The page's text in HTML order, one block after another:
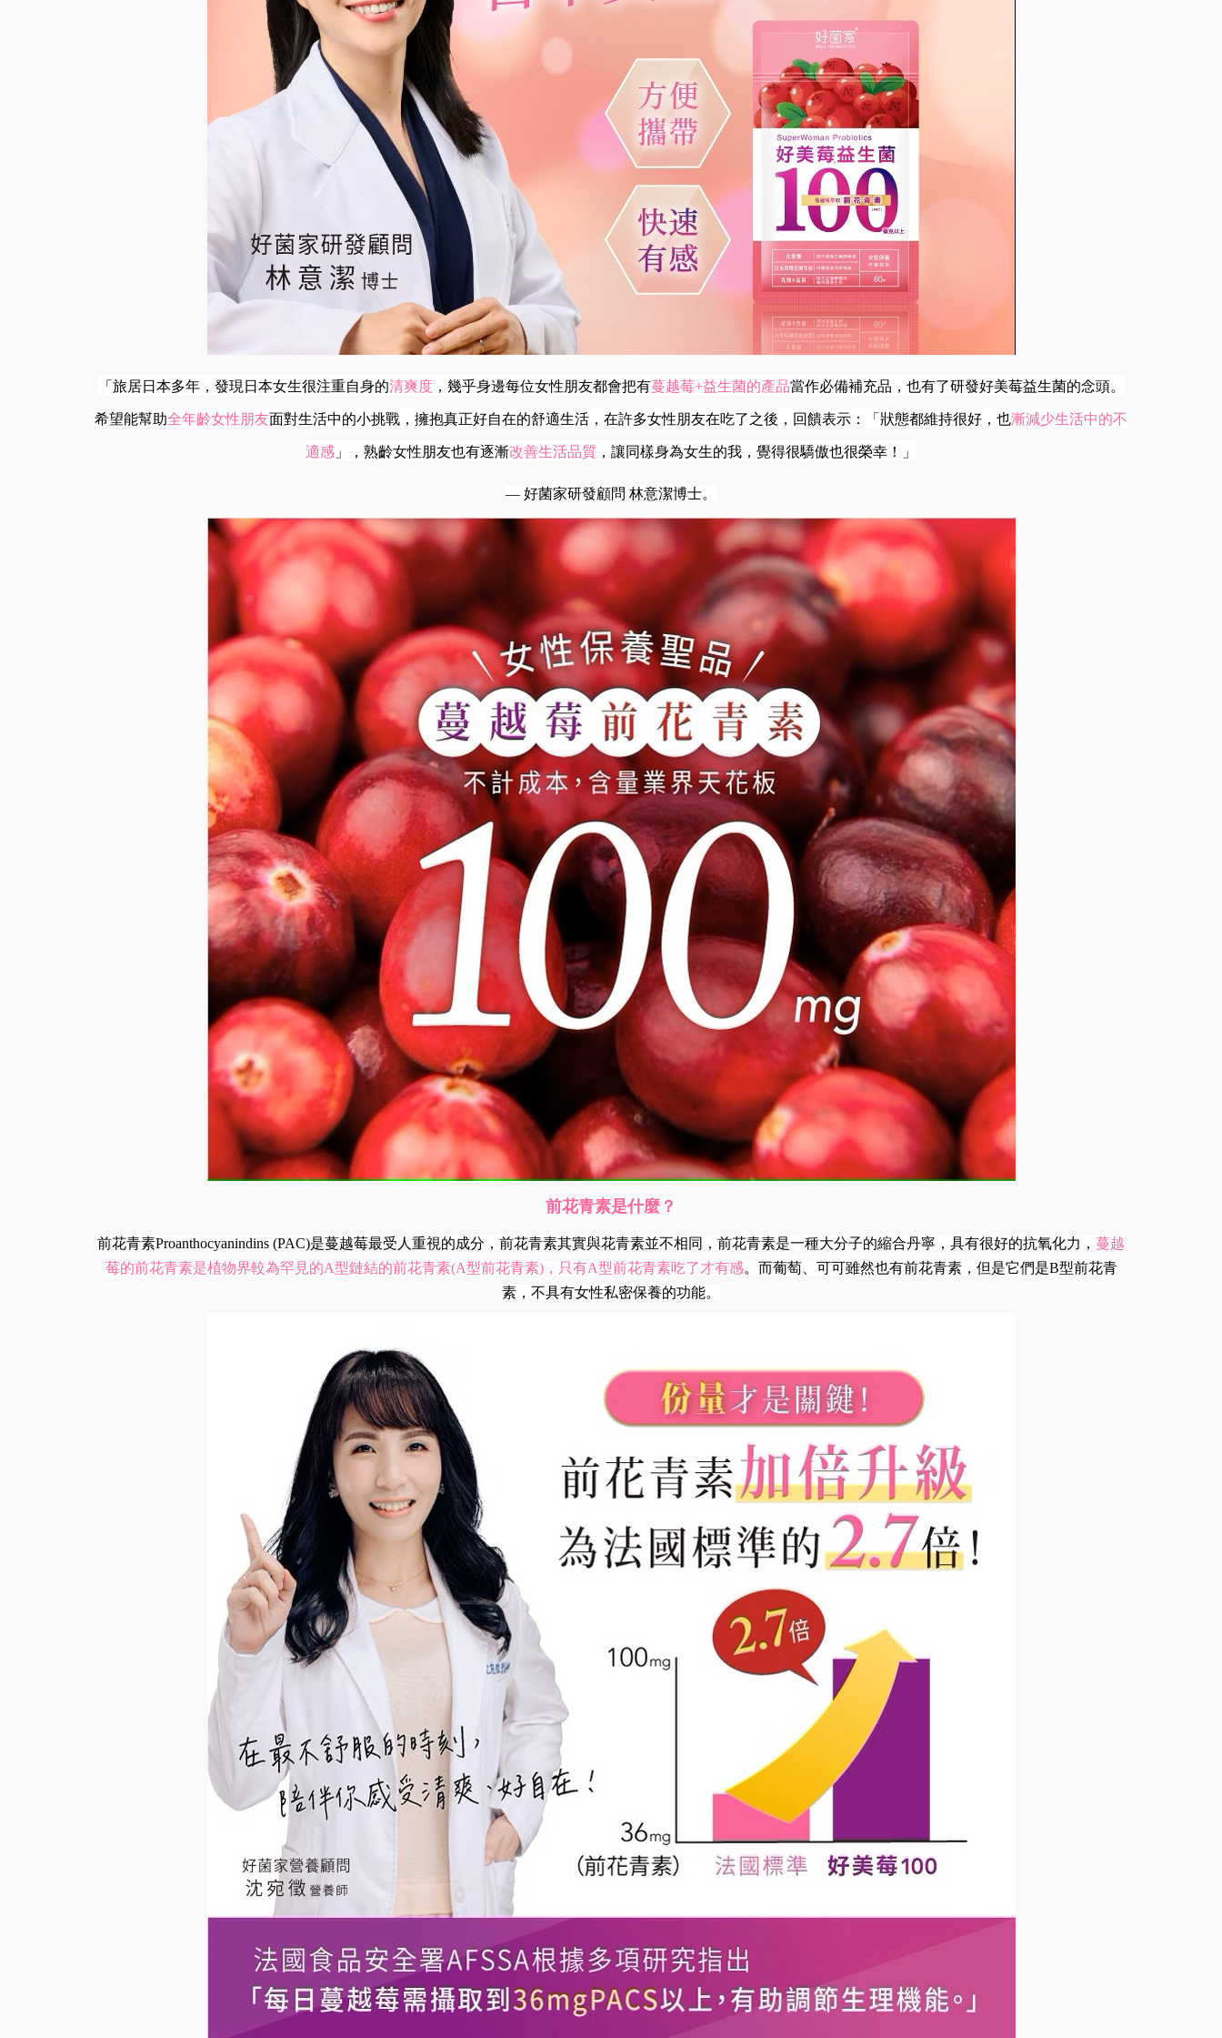
「旅居日本多年，發現日本女生很注重自身的清爽度，幾乎身邊每位女性朋友都會把有蔓越莓+益生菌的產品當作必備補充品，也有了研發好美莓益生菌的念頭。
希望能幫助全年齡女性朋友面對生活中的小挑戰，擁抱真正好自在的舒適生活，在許多女性朋友在吃了之後，回饋表示：「狀態都維持很好，也漸減少生活中的不
適感 」，熟齡女性朋友也有逐漸改善生活品質 ，讓同樣身為女生的我，覺得很驕傲也很榮幸！」
— 好菌家研發顧問 林意潔博士。
前花青素是什麼？
前花青素Proanthocyanindins (PAC)是蔓越莓最受人重視的成分，前花青素其實與花青素並不相同，前花青素是一種大分子的縮合丹寧，具有很好的抗氧化力， 蔓越
莓的前花青素是植物界較為罕見的A型鏈結的前花青素(A型前花青素)，只有A型前花青素吃了才有感。而葡萄、可可雖然也有前花青素，但是它們是B型前花青
素，不具有女性私密保養的功能。